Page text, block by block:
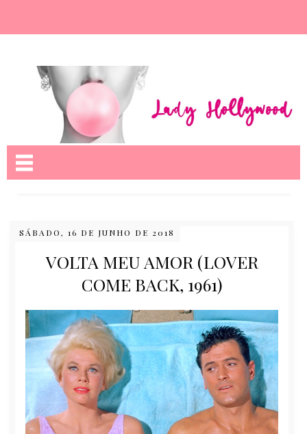
SÁBADO, 16 DE JUNHO DE 2018
VOLTA MEU AMOR (LOVER
COME BACK, 1961)